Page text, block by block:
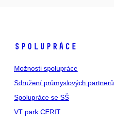
SPOLUPRÁCE
Možnosti spolupráce
Sdružení průmyslových partnerů
Spolupráce se SŠ
VT park CERIT